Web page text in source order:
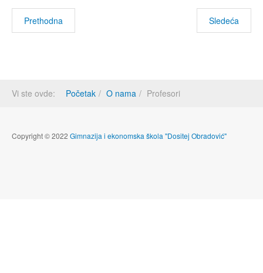
Prethodna Sledeća
Vi ste ovde: Početak O nama Profesori
Copyright © 2022 Gimnazija i ekonomska škola "Dositej Obradović"